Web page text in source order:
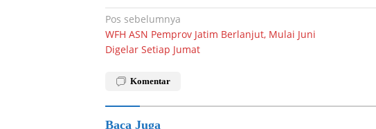
Navigasi
pos
Pos sebelumnya
WFH ASN Pemprov Jatim Berlanjut, Mulai Juni
Digelar Setiap Jumat
Komentar
Baca Juga